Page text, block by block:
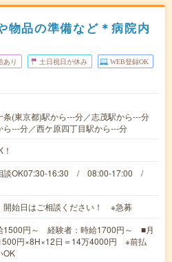
物品の準備など＊病院内
あり 土日祝日が休み WEB登録OK
(東京都)駅から---分／志茂駅から---分
ら---分／西ケ原四丁目駅から---分
談OK07:30-16:30 / 08:00-17:00 /
開始日はご相談ください！ ※急募
1500円～ 経験者：時給1700円～ ■月
円×8H×12日＝14万4000円 ※前払
OK